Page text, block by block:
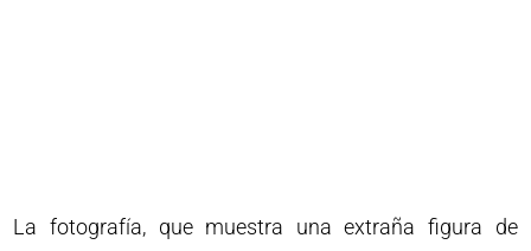
La fotografía, que muestra una extraña figura de